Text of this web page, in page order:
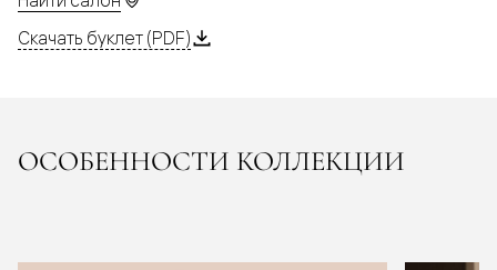
Скачать буклет (PDF)
ОСОБЕННОСТИ КОЛЛЕКЦИИ